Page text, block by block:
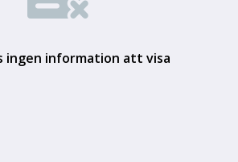
ingen information att visa